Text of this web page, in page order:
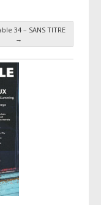
34 – SANS TITRE
→